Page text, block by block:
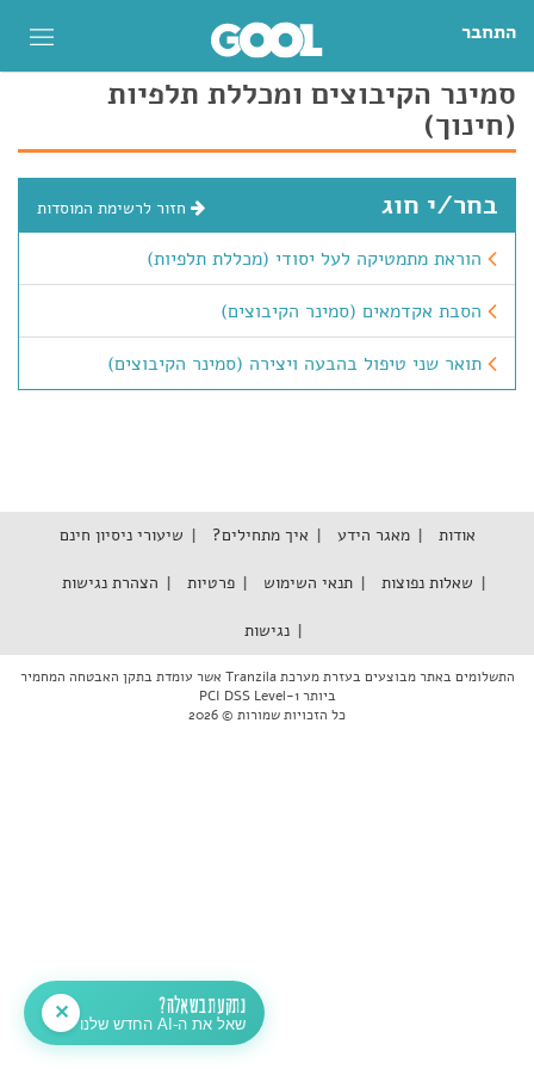
התחבר
סמינר הקיבוצים ומכללת תלפיות
(חינוך)
בחר/י חוג חזור לרשימת המוסדות
הוראת מתמטיקה לעל יסודי (מכללת תלפיות)
הסבת אקדמאים (סמינר הקיבוצים)
תואר שני טיפול בהבעה ויצירה (סמינר הקיבוצים)
אודות מאגר הידע איך מתחילים? שיעורי ניסיון חינם
שאלות נפוצות תנאי השימוש פרטיות הצהרת נגישות
נגישות
התשלומים באתר מבוצעים בעזרת מערכת Tranzila אשר עומדת בתקן האבטחה המחמיר
ביותר PCI DSS Level-1
כל הזכויות שמורות © 2026
נתקעת בשאלה?
שאל את ה-AI החדש שלנו
✕